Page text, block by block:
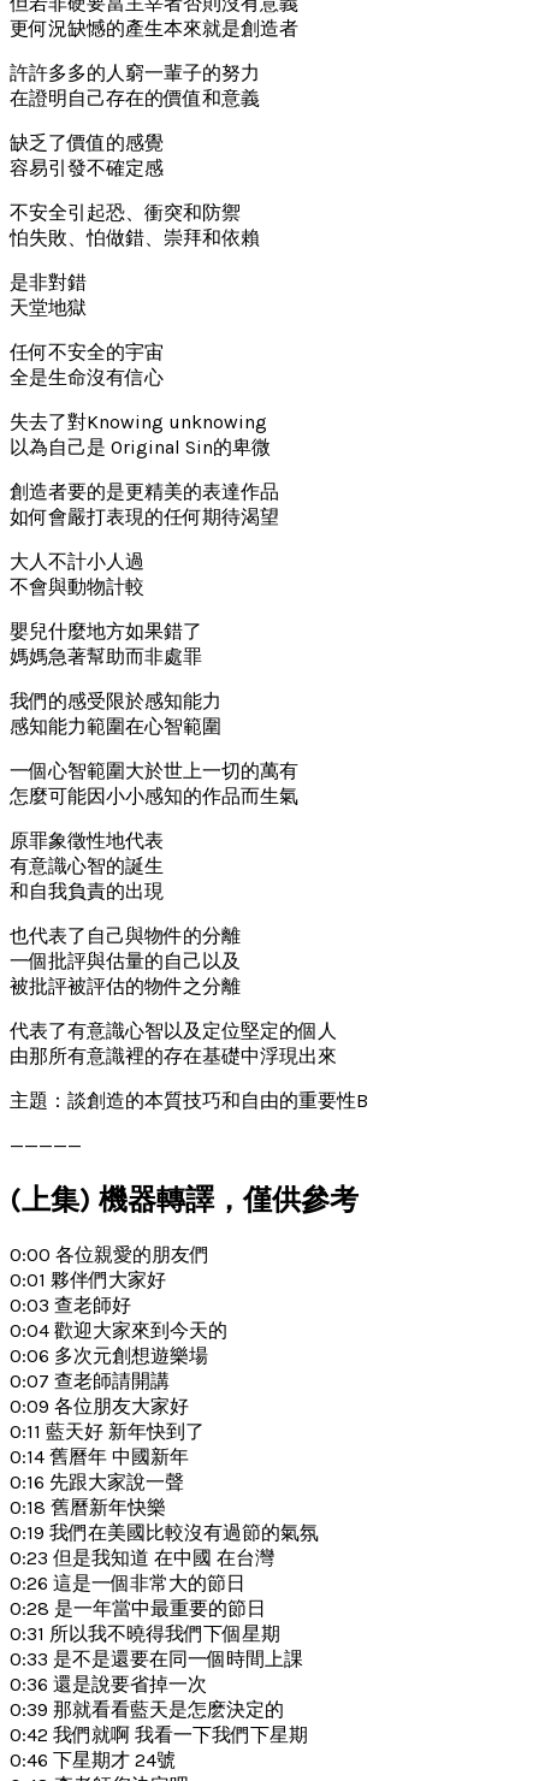
更何況缺憾的產生本來就是創造者
許許多多的人窮一輩子的努力
在證明自己存在的價值和意義
缺乏了價值的感覺
容易引發不確定感
不安全引起恐、衝突和防禦
怕失敗、怕做錯、崇拜和依賴
是非對錯
天堂地獄
任何不安全的宇宙
全是生命沒有信心
失去了對Knowing unknowing
以為自己是 Original Sin的卑微
創造者要的是更精美的表達作品
如何會嚴打表現的任何期待渴望
大人不計小人過
不會與動物計較
嬰兒什麼地方如果錯了
媽媽急著幫助而非處罪
我們的感受限於感知能力
感知能力範圍在心智範圍
一個心智範圍大於世上一切的萬有
怎麼可能因小小感知的作品而生氣
原罪象徵性地代表
有意識心智的誕生
和自我負責的出現
也代表了自己與物件的分離
一個批評與估量的自己以及
被批評被評估的物件之分離
代表了有意識心智以及定位堅定的個人
由那所有意識裡的存在基礎中浮現出來
主題：談創造的本質技巧和自由的重要性B
—————
(上集) 機器轉譯，僅供參考
0:00 各位親愛的朋友們
0:01 夥伴們大家好
0:03 查老師好
0:04 歡迎大家來到今天的
0:06 多次元創想遊樂場
0:07 查老師請開講
0:09 各位朋友大家好
0:11 藍天好 新年快到了
0:14 舊曆年 中國新年
0:16 先跟大家說一聲
0:18 舊曆新年快樂
0:19 我們在美國比較沒有過節的氣氛
0:23 但是我知道 在中國 在台灣
0:26 這是一個非常大的節日
0:28 是一年當中最重要的節日
0:31 所以我不曉得我們下個星期
0:33 是不是還要在同一個時間上課
0:36 還是說要省掉一次
0:39 那就看看藍天是怎麽決定的
0:42 我們就啊 我看一下我們下星期
0:46 下星期才 24號